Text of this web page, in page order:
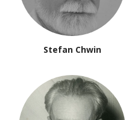
Stefan Chwin